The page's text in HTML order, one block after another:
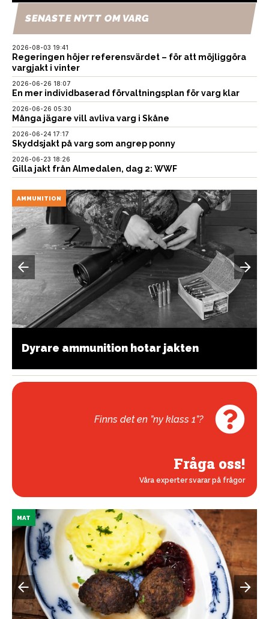
SENASTE NYTT OM VARG
2026-08-03 19:41
Regeringen höjer referensvärdet – för att möjliggöra
vargjakt i vinter
2026-06-26 18:07
En mer individbaserad förvaltningsplan för varg klar
2026-06-26 05:30
Många jägare vill avliva varg i Skåne
2026-06-24 17:17
Skyddsjakt på varg som angrep ponny
2026-06-23 18:26
Gilla jakt från Almedalen, dag 2: WWF
AMMUNITION
Dyrare ammunition hotar jakten
Finns det en ”ny klass 1”?
Fråga oss!
Våra experter svarar på frågor
MAT